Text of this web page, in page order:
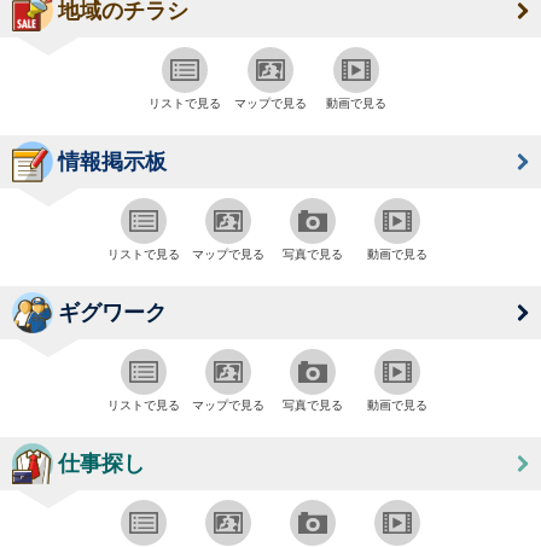
地域のチラシ
リストで見る マップで見る 動画で見る
情報掲示板
リストで見る マップで見る 写真で見る 動画で見る
ギグワーク
リストで見る マップで見る 写真で見る 動画で見る
仕事探し